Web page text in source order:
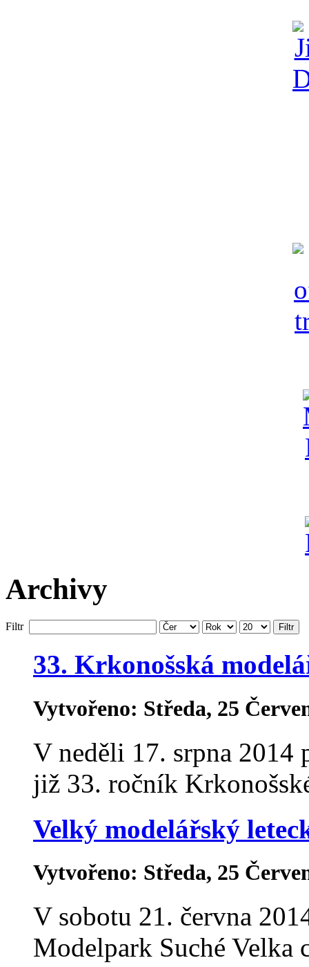
Archivy
Filtr Filtr
33. Krkonošská
Vytvořeno: Středa, 25
V neděli 17. srpna 2014
již 33. ročník
Velký modelářský
Vytvořeno: Středa, 25
V sobotu 21. června
Modelpark Suché Velka